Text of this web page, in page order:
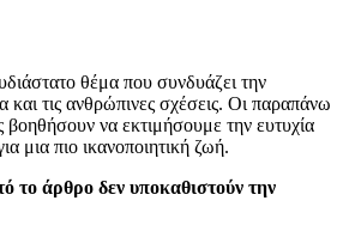
θέμα που συνδυάζει την
και τις ανθρώπινες σχέσεις. Οι παραπάνω
να εκτιμήσουμε την ευτυχία
μια πιο ικανοποιητική ζωή.
το άρθρο δεν υποκαθιστούν την